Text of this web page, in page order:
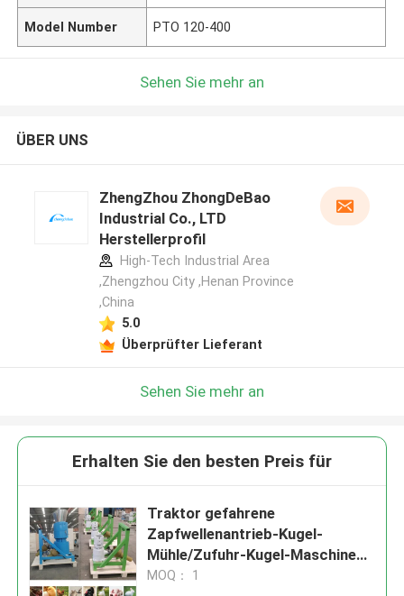
Model Number PTO 120-400
Sehen Sie mehr an
ÜBER UNS
ZhengZhou ZhongDeBao
Industrial Co., LTD
Herstellerprofil
High-Tech Industrial Area
,Zhengzhou City ,Henan Province
,China
5.0
Überprüfter Lieferant
Sehen Sie mehr an
Erhalten Sie den besten Preis für
Traktor gefahrene
Zapfwellenantrieb-Kugel-
Mühle/Zufuhr-Kugel-Maschinen-
Pelletisierer für Tierfutter
MOQ： 1